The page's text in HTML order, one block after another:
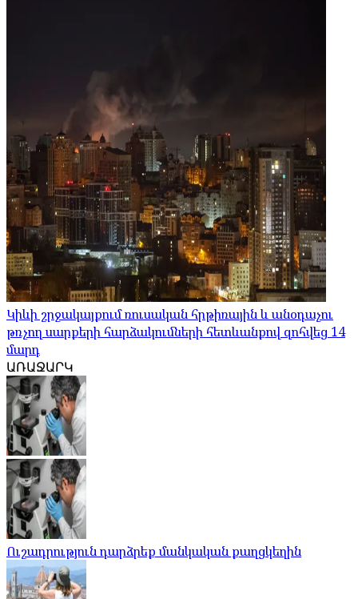
Կիևի շրջակայքում ռուսական հրթիռային և անօդաչու
թռչող սարքերի հարձակումների հետևանքով զոհվեց 14
մարդ
ԱՌԱՋԱՐԿ
Ուշադրություն դարձրեք մանկական քաղցկեղին